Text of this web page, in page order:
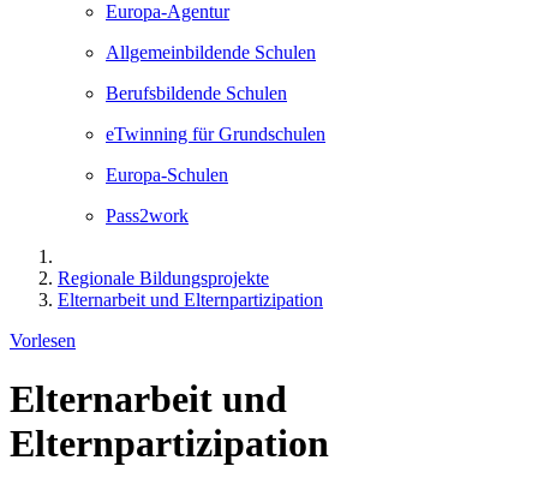
Europa-Agentur
Allgemeinbildende Schulen
Berufsbildende Schulen
eTwinning für Grundschulen
Europa-Schulen
Pass2work
Regionale Bildungsprojekte
Elternarbeit und Elternpartizipation
Vorlesen
Elternarbeit und
Elternpartizipation